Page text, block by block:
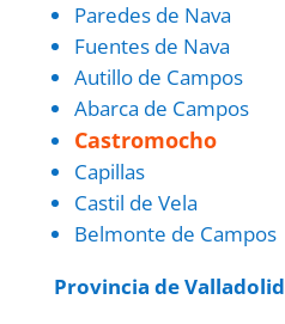
Paredes de Nava
Fuentes de Nava
Autillo de Campos
Abarca de Campos
Castromocho
Capillas
Castil de Vela
Belmonte de Campos
Provincia de Valladolid